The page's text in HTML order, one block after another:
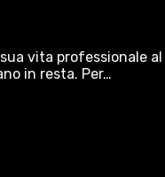
vita professionale
in resta. Per…